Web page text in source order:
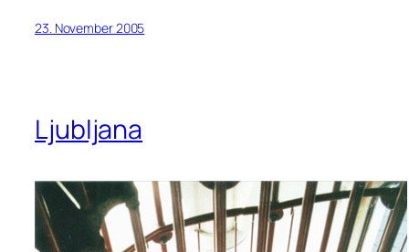
23. November 2005
Ljubljana